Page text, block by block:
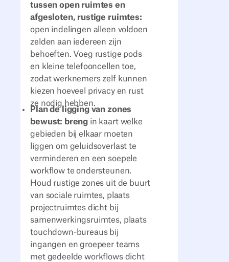
tussen open ruimtes en
afgesloten, rustige ruimtes:
open indelingen alleen voldoen
zelden aan iedereen zijn
behoeften. Voeg rustige pods
en kleine telefooncellen toe,
zodat werknemers zelf kunnen
kiezen hoeveel privacy en rust
ze nodig hebben.
Plan de ligging van zones
bewust: breng in kaart welke
gebieden bij elkaar moeten
liggen om geluidsoverlast te
verminderen en een soepele
workflow te ondersteunen.
Houd rustige zones uit de buurt
van sociale ruimtes, plaats
projectruimtes dicht bij
samenwerkingsruimtes, plaats
touchdown-bureaus bij
ingangen en groepeer teams
met gedeelde workflows dicht